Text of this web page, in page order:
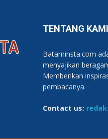
TENTANG KAMI
Bataminsta.com
menyajikan
Memberikan
pembacanya.
Contact us: